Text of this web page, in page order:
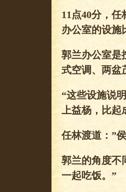
11点40分，
办公室的设施
郭兰办公室是
式空调、两盆
“这些设施说
上益杨，比起
任林渡道：”
郭兰的角度不
一起吃饭。”